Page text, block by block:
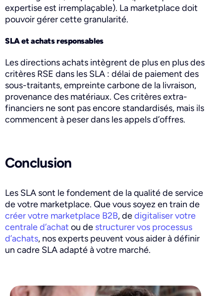
expertise est irremplaçable). La marketplace doit
pouvoir gérer cette granularité.
SLA et achats responsables
Les directions achats intègrent de plus en plus des
critères RSE dans les SLA : délai de paiement des
sous-traitants, empreinte carbone de la livraison,
provenance des matériaux. Ces critères extra-
financiers ne sont pas encore standardisés, mais ils
commencent à peser dans les appels d’offres.
Conclusion
Les SLA sont le fondement de la qualité de service
de votre marketplace. Que vous soyez en train de
créer votre marketplace B2B, dedigitaliser votre
centrale d’achat ou de structurer vos processus
d’achats, nos experts peuvent vous aider à définir
un cadre SLA adapté à votre marché.